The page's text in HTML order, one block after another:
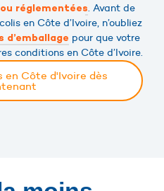
réglementées. Avant de
en Côte d’Ivoire, n’oubliez
pour que votre
conditions en Côte d’Ivoire.
en Côte d'Ivoire dès